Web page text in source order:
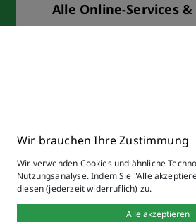
Alle Online-Services
Wir brauchen Ihre Zustimmung
Wir verwenden Cookies und ähnliche
Nutzungsanalyse. Indem Sie "Alle
diesen (jederzeit widerruflich) zu.
Alle akzeptieren